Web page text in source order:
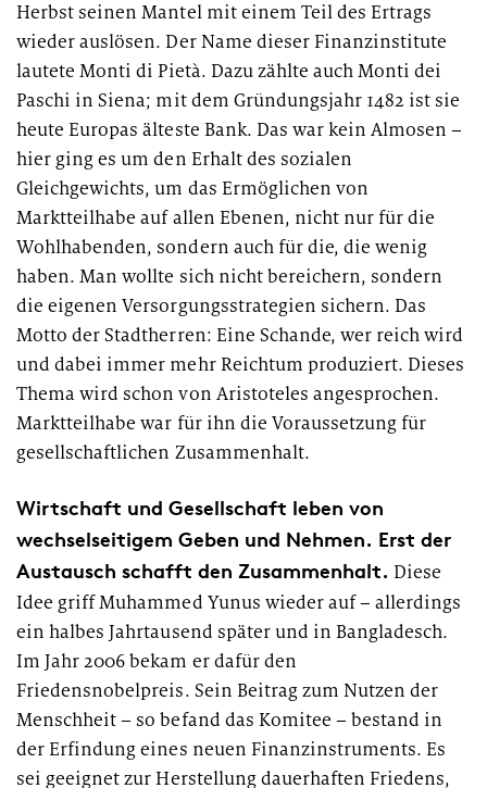
Herbst seinen Mantel mit einem Teil des Ertrags
wieder auslösen. Der Name dieser Finanzinstitute
lautete Monti di Pietà. Dazu zählte auch Monti dei
Paschi in Siena; mit dem Gründungsjahr 1482 ist sie
heute Europas älteste Bank. Das war kein Almosen –
hier ging es um den Erhalt des sozialen
Gleichgewichts, um das Ermöglichen von
Marktteilhabe auf allen Ebenen, nicht nur für die
Wohlhabenden, sondern auch für die, die wenig
haben. Man wollte sich nicht bereichern, sondern
die eigenen Versorgungsstrategien sichern. Das
Motto der Stadtherren: Eine Schande, wer reich wird
und dabei immer mehr Reichtum produziert. Dieses
Thema wird schon von Aristoteles angesprochen.
Marktteilhabe war für ihn die Voraussetzung für
gesellschaftlichen Zusammenhalt.
Wirtschaft und Gesellschaft leben von
wechselseitigem Geben und Nehmen. Erst der
Austausch schafft den Zusammenhalt. Diese
Idee griff Muhammed Yunus wieder auf – allerdings
ein halbes Jahrtausend später und in Bangladesch.
Im Jahr 2006 bekam er dafür den
Friedensnobelpreis. Sein Beitrag zum Nutzen der
Menschheit – so befand das Komitee – bestand in
der Erfindung eines neuen Finanzinstruments. Es
sei geeignet zur Herstellung dauerhaften Friedens,